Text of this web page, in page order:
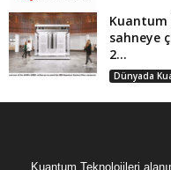
Kuantum
sahneye
2...
Dünyada
Kuantum Teknolojileri